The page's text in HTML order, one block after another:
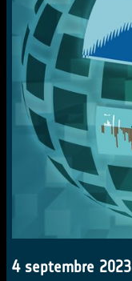
4 septembre 2023